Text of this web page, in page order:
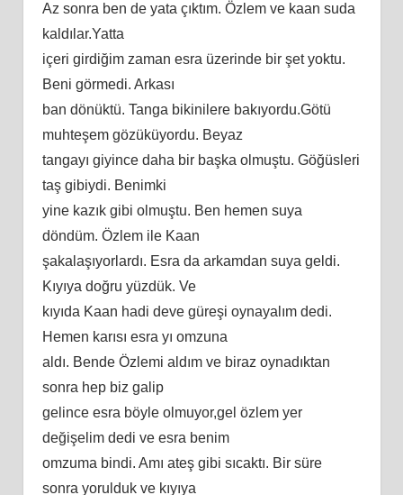
Az sonra ben de yata çıktım. Özlem ve kaan suda
kaldılar.Yatta
içeri girdiğim zaman esra üzerinde bir şet yoktu.
Beni görmedi. Arkası
ban dönüktü. Tanga bikinilere bakıyordu.Götü
muhteşem gözüküyordu. Beyaz
tangayı giyince daha bir başka olmuştu. Göğüsleri
taş gibiydi. Benimki
yine kazık gibi olmuştu. Ben hemen suya
döndüm. Özlem ile Kaan
şakalaşıyorlardı. Esra da arkamdan suya geldi.
Kıyıya doğru yüzdük. Ve
kıyıda Kaan hadi deve güreşi oynayalım dedi.
Hemen karısı esra yı omzuna
aldı. Bende Özlemi aldım ve biraz oynadıktan
sonra hep biz galip
gelince esra böyle olmuyor,gel özlem yer
değişelim dedi ve esra benim
omzuma bindi. Amı ateş gibi sıcaktı. Bir süre
sonra yorulduk ve kıyıya